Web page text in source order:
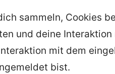
sammeln, Cookies
und deine
mit dem
bist.